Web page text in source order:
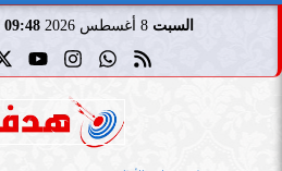
السبت 8 أغسطس 2026 09:48 مـ